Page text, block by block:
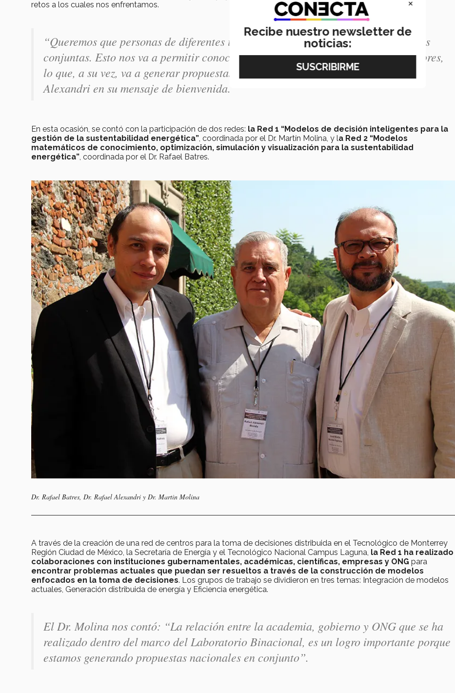
retos a los cuales nos enfrentamos.
“Queremos que personas de diferentes instituciones puedan hacer colaboraciones
conjuntas. Esto nos va a permitir conocer opiniones diferentes de otros modeladores,
lo que, a su vez, va a generar propuestas con mayor riqueza”, comentó el Dr.
Alexandri en su mensaje de bienvenida.
En esta ocasión, se contó con la participación de dos redes: la Red 1 “Modelos de decisión inteligentes para la
gestión de la sustentabilidad energética”, coordinada por el Dr. Martín Molina, y la Red 2 “Modelos
matemáticos de conocimiento, optimización, simulación y visualización para la sustentabilidad
energética”, coordinada por el Dr. Rafael Batres.
Dr. Rafael Batres, Dr. Rafael Alexandri y Dr. Martin Molina
A través de la creación de una red de centros para la toma de decisiones distribuida en el Tecnológico de Monterrey
Región Ciudad de México, la Secretaría de Energía y el Tecnológico Nacional Campus Laguna, la Red 1 ha realizado
colaboraciones con instituciones gubernamentales, académicas, científicas, empresas y ONG para
encontrar problemas actuales que puedan ser resueltos a través de la construcción de modelos
enfocados en la toma de decisiones. Los grupos de trabajo se dividieron en tres temas: Integración de modelos
actuales, Generación distribuida de energía y Eficiencia energética.
El Dr. Molina nos contó: “La relación entre la academia, gobierno y ONG que se ha
realizado dentro del marco del Laboratorio Binacional, es un logro importante porque
estamos generando propuestas nacionales en conjunto”.
Recibe nuestro newsletter de
noticias: